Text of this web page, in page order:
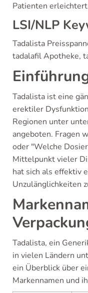
Patienten
LSI/NLP
Tadalista
tadalafil Apotheke,
Tadalista ist eine
erektiler
Regionen unter
angeboten. Fragen
oder "Welche
Mittelpunkt vieler
hat sich als effektiv
Unzulänglichkeiten
Tadalista, ein
in vielen Ländern
ein Überblick über
Markennamen und